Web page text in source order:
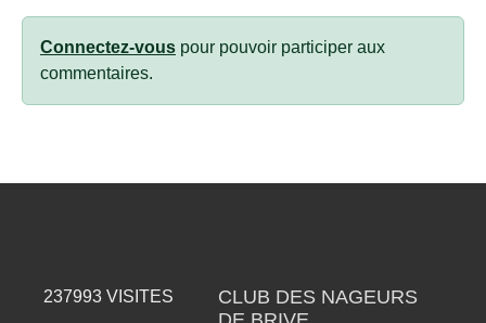
Connectez-vous pour pouvoir participer aux
commentaires.
237993 VISITES
CLUB DES NAGEURS